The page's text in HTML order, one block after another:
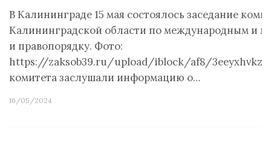
В Калининграде 15 мая состоялось заседание
Калининградской области по международным и
и правопорядку. Фото:
https://zaksob39.ru/upload/iblock/af8/
комитета заслушали информацию о…
16/05/2024